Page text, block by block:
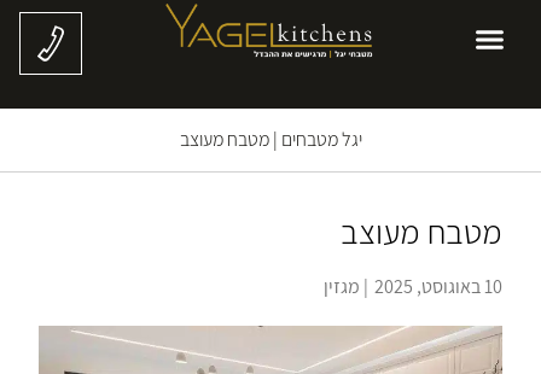
יגל מטבחים |מטבח מעוצב
מטבח מעוצב
10 באוגוסט, 2025 | מגזין